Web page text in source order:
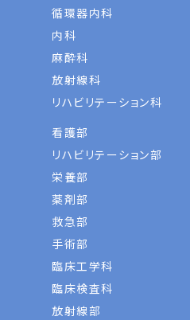
循環器内科
内科
麻酔科
放射線科
リハビリテーション科
看護部
リハビリテーション部
栄養部
薬剤部
救急部
手術部
臨床工学科
臨床検査科
放射線部